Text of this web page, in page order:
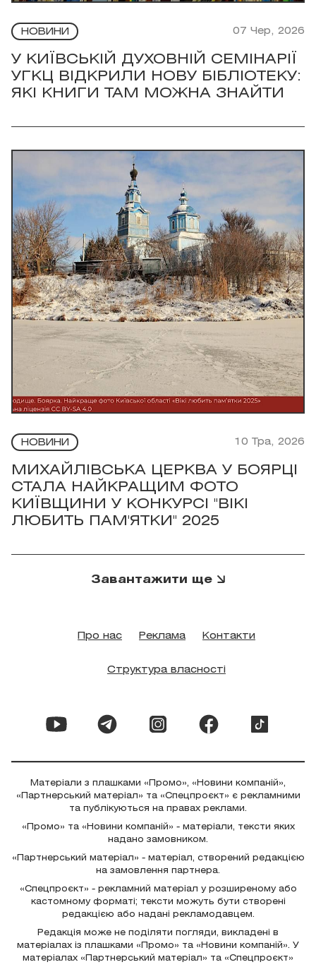
НОВИНИ 07 Чер, 2026
У КИЇВСЬКІЙ ДУХОВНІЙ СЕМІНАРІЇ
УГКЦ ВІДКРИЛИ НОВУ БІБЛІОТЕКУ:
ЯКІ КНИГИ ТАМ МОЖНА ЗНАЙТИ
НОВИНИ 10 Тра, 2026
МИХАЙЛІВСЬКА ЦЕРКВА У БОЯРЦІ
СТАЛА НАЙКРАЩИМ ФОТО
КИЇВЩИНИ У КОНКУРСІ "ВІКІ
ЛЮБИТЬ ПАМ'ЯТКИ" 2025
Завантажити ще
Про нас Реклама Контакти
Структура власності
Матеріали з плашками «Промо», «Новини компаній»,
«Партнерський матеріал» та «Спецпроєкт» є рекламними
та публікуються на правах реклами.
«Промо» та «Новини компаній» - матеріали, тексти яких
надано замовником.
«Партнерський матеріал» - матеріал, створений редакцією
на замовлення партнера.
«Спецпроєкт» - рекламний матеріал у розширеному або
кастомному форматі; тексти можуть бути створені
редакцією або надані рекламодавцем.
Редакція може не поділяти погляди, викладені в
матеріалах із плашками «Промо» та «Новини компаній». У
матеріалах «Партнерський матеріал» та «Спецпроєкт»